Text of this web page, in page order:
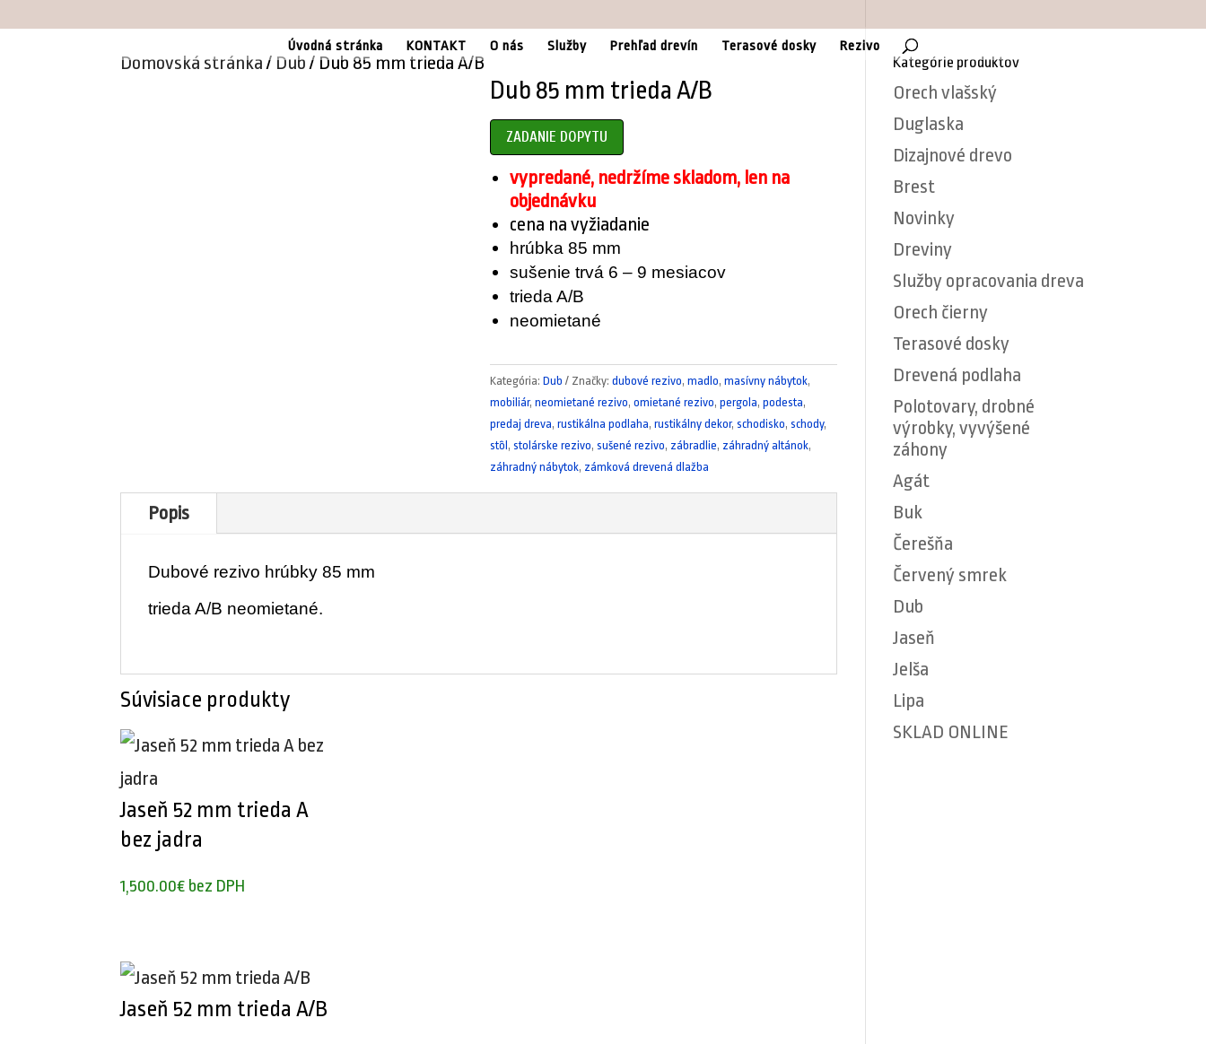
Úvodná stránka KONTAKT O nás Služby Prehľad drevín Terasové dosky Rezivo
Domovská stránka/ Dub/ Dub 85 mm trieda A/B
Dub 85 mm trieda A/B
ZADANIE DOPYTU
vypredané, nedržíme skladom, len na
objednávku
cena na vyžiadanie
hrúbka 85 mm
sušenie trvá 6 – 9 mesiacov
trieda A/B
neomietané
Kategória: Dub Značky: dubové rezivo, madlo, masívny nábytok,
mobiliár, neomietané rezivo, omietané rezivo, pergola, podesta,
predaj dreva, rustikálna podlaha, rustikálny dekor, schodisko, schody,
stôl , stolárske rezivo, sušené rezivo, zábradlie, záhradný altánok,
záhradný nábytok, zámková drevená dlažba
Popis
Dubové rezivo hrúbky 85 mm
trieda A/B neomietané.
Súvisiace produkty
Jaseň 52 mm trieda A
bez jadra
1,500.00€ bez DPH
Jaseň 52 mm trieda A/B
Kategórie produktov
Orech vlašský
Duglaska
Dizajnové drevo
Brest
Novinky
Dreviny
Služby opracovania dreva
Orech čierny
Terasové dosky
Drevená podlaha
Polotovary, drobné
výrobky, vyvýšené
záhony
Agát
Buk
Čerešňa
Červený smrek
Dub
Jaseň
Jelša
Lipa
SKLAD ONLINE